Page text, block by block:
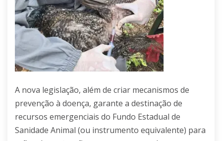
A nova legislação, além de criar mecanismos de
prevenção à doença, garante a destinação de
recursos emergenciais do Fundo Estadual de
Sanidade Animal (ou instrumento equivalente) para